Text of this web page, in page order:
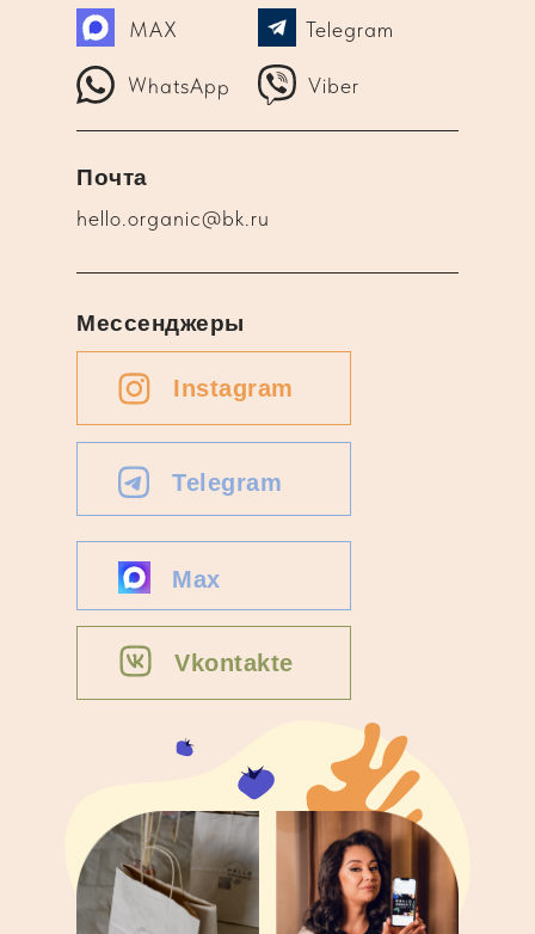
WhatsApp Viber
Telegram
MAX
hello.organic@bk.ru
Почта
Instagram
Telegram
Max
Vkontakte
Мессенджеры